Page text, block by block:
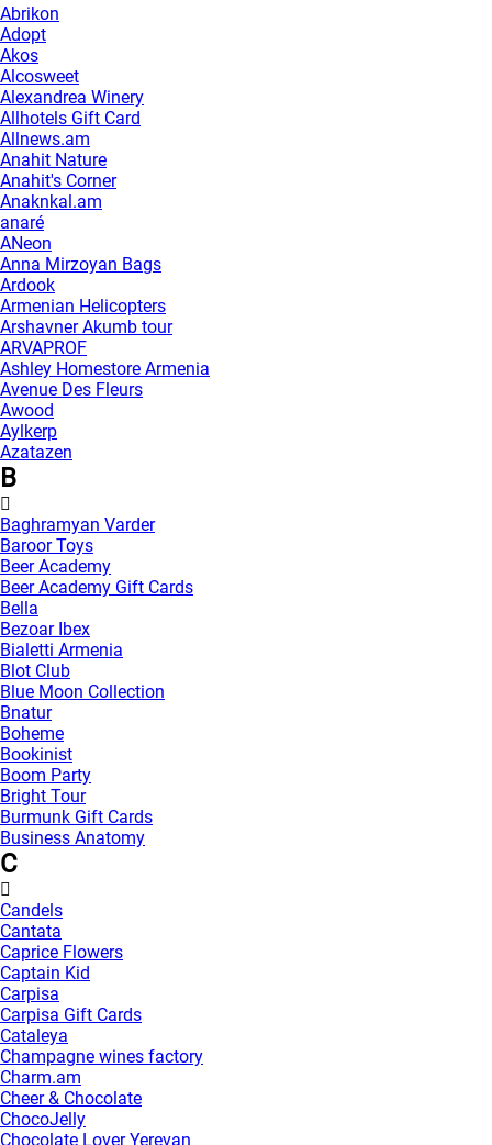
Abrikon
Adopt
Akos
Alcosweet
Alexandrea Winery
Allhotels Gift Card
Allnews.am
Anahit Nature
Anahit's Corner
Anaknkal.am
anaré
ANeon
Anna Mirzoyan Bags
Ardook
Armenian Helicopters
Arshavner Akumb tour
ARVAPROF
Ashley Homestore Armenia
Avenue Des Fleurs
Awood
Aylkerp
Azatazen
B
Baghramyan Varder
Baroor Toys
Beer Academy
Beer Academy Gift Cards
Bella
Bezoar Ibex
Bialetti Armenia
Blot Club
Blue Moon Collection
Bnatur
Boheme
Bookinist
Boom Party
Bright Tour
Burmunk Gift Cards
Business Anatomy
C
Candels
Cantata
Caprice Flowers
Captain Kid
Carpisa
Carpisa Gift Cards
Cataleya
Champagne wines factory
Charm.am
Cheer & Chocolate
ChocoJelly
Chocolate Lover Yerevan